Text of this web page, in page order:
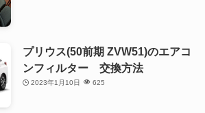
プリウス(50前期 ZVW51)のエアコ
ンフィルター 交換方法
2023年1月10日 625